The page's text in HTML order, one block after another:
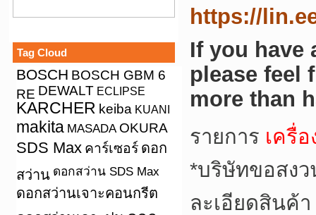
Tag Cloud
BOSCH BOSCH GBM 6
RE DEWALT ECLIPSE
KARCHER keiba KUANI
makita MASADA OKURA
SDS Max คาร์เซอร์ ดอก
สว่าน ดอกสว่าน SDS Max
ดอกสว่านเจาะคอนกรีต
https://
If you have
please feel
more than
รายการ เครื่
*บริษัทขอสงว
ละเอียดสินค้